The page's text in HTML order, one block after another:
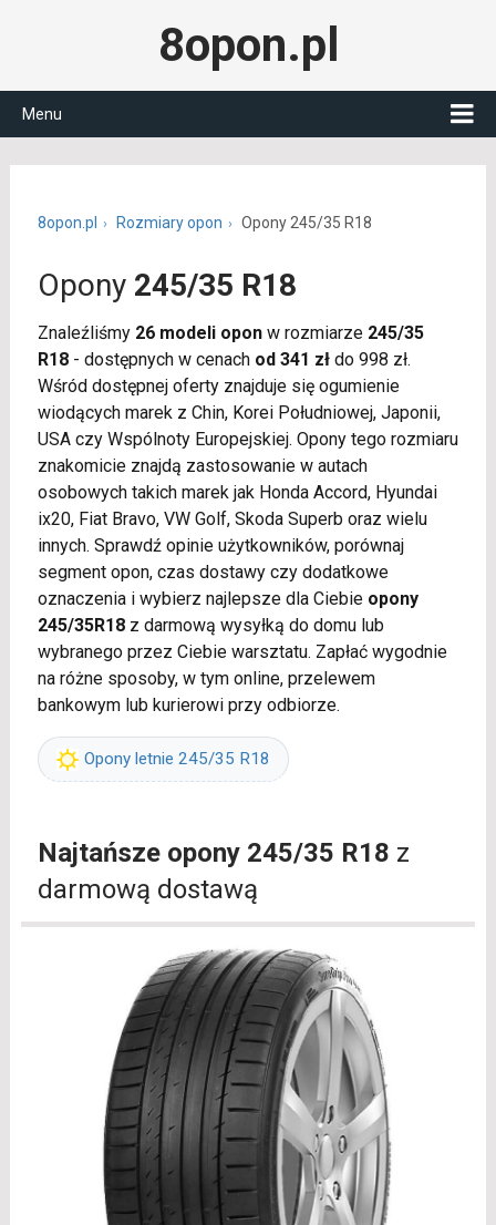
8opon.pl
Menu
8opon.pl Rozmiary opon Opony 245/35 R18
Opony 245/35 R18
Znaleźliśmy 26 modeli oponw rozmiarze 245/35
R18- dostępnych w cenach od 341 złdo 998 zł.
Wśród dostępnej oferty znajduje się ogumienie
wiodących marek z Chin, Korei Południowej, Japonii,
USA czy Wspólnoty Europejskiej. Opony tego rozmiaru
znakomicie znajdą zastosowanie w autach
osobowych takich marek jak Honda Accord, Hyundai
ix20, Fiat Bravo, VW Golf, Skoda Superb oraz wielu
innych. Sprawdź opinie użytkowników, porównaj
segment opon, czas dostawy czy dodatkowe
oznaczenia i wybierz najlepsze dla Ciebie opony
245/35R18z darmową wysyłką do domu lub
wybranego przez Ciebie warsztatu. Zapłać wygodnie
na różne sposoby, w tym online, przelewem
bankowym lub kurierowi przy odbiorze.
Opony letnie 245/35 R18
Najtańsze opony 245/35 R18 z
darmową dostawą